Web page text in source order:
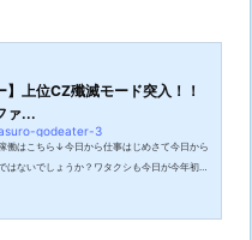
】上位CZ殲滅モード突入！！
ァ...
godeater-3
働はこちら↓今日から仕事はじめさて今日から
はないでしょうか？ワタクシも今日が今年初出